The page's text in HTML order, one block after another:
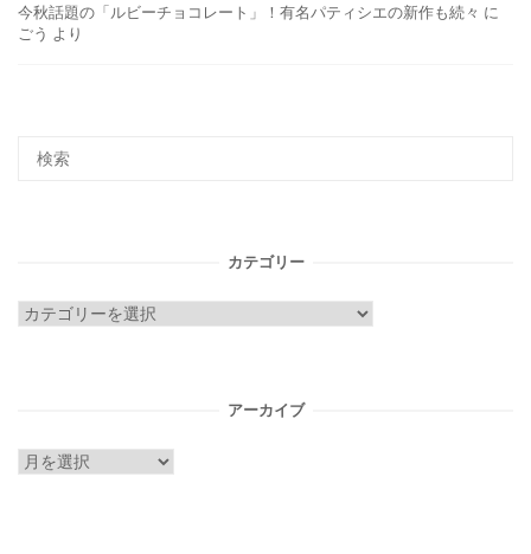
今秋話題の「ルビーチョコレート」！有名パティシエの新作も続々 に
ごう より
カテゴリー
カ
アーカイブ
ア